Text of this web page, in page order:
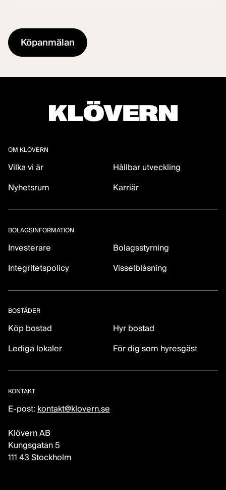
OM KLÖVERN
Vilka vi är
Hållbar utveckling
Nyhetsrum
Karriär
BOLAGSINFORMATION
Investerare
Bolagsstyrning
Integritetspolicy
Visselblåsning
BOSTÄDER
Köp bostad
Hyr bostad
Lediga lokaler
För dig som hyresgäst
KONTAKT
E-post: kontakt@klovern.se
Klövern AB
Kungsgatan 5
111 43 Stockholm